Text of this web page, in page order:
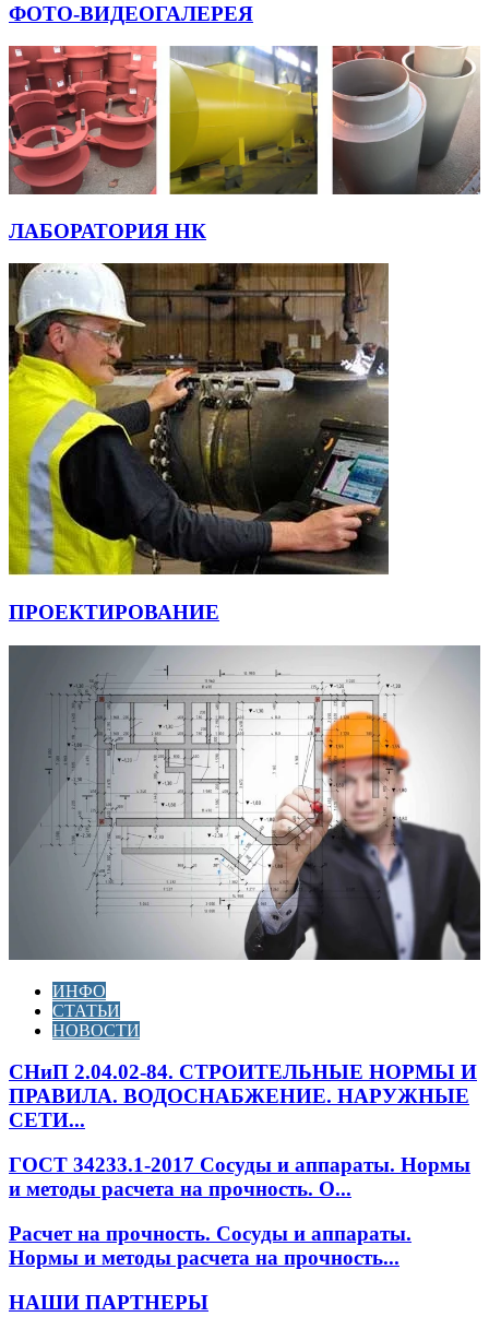
ФОТО-ВИДЕОГАЛЕРЕЯ
ЛАБОРАТОРИЯ НК
ПРОЕКТИРОВАНИЕ
ИНФО
СТАТЬИ
НОВОСТИ
СНиП 2.04.02-84. СТРОИТЕЛЬНЫЕ НОРМЫ И
ПРАВИЛА. ВОДОСНАБЖЕНИЕ. НАРУЖНЫЕ
СЕТИ...
ГОСТ 34233.1-2017 Сосуды и аппараты. Нормы
и методы расчета на прочность. О...
Расчет на прочность. Сосуды и аппараты.
Нормы и методы расчета на прочность...
НАШИ ПАРТНЕРЫ